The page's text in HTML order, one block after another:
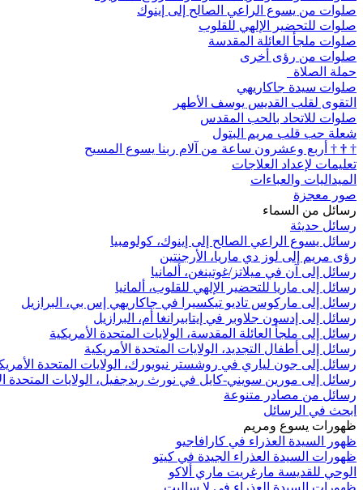
صلوات من يسوع الراعي الصالح إلى إينوك
صلوات للتحضير الإلهي للقلوب
صلوات ملجأ العائلة المقدسة
صلوات من رؤى أخرى
حملة الصلاة
صلوات سيدة جاكاريهي
التقوى لقلب القديس يوسف الأطهر
صلوات للاتحاد بالحب المقدس
شعلة حب قلب مريم البتول
†
†
† أربع وعشرون ساعة من آلام ربنا يسوع المسيح
تعليمات لإعداد العلاجات
الميداليات والعباءات
صور معجزة
رسائل من السماء
رسائل حديثة
رسائل يسوع الراعي الصالح إلى إينوك، كولومبيا
رؤى مريم إلى لوز دي ماريا، الأرجنتين
رسائل إلى آن في ميلاتز/غوتينغن، ألمانيا
رسائل إلى ماريا للتحضير الإلهي للقلوب، ألمانيا
رسائل إلى ماركوس تاديو تيكسيرا في جاكاريهي إس بي، البرازيل
رسائل إلى إدسون جلاوبر في إيتابيرانغا أم، البرازيل
رسائل إلى ملجأ العائلة المقدسة، الولايات المتحدة الأمريكية
رسائل إلى أطفال التجديد، الولايات المتحدة الأمريكية
رسائل إلى جون لياري في روشستر نيويورك، الولايات المتحدة
رسائل إلى مورين سويني-كايل في نورث ريدجفيل، الولايات المتحدة
رسائل من مصادر متنوعة
ابحث في الرسائل
ظهورات يسوع ومريم
ظهور السيدة العذراء في كارافاجيو
ظهورات السيدة العذراء الجيدة في كيتو
الوحي للقديسة مارغريت ماري ألاكو
ظهورات السيدة العذراء في لا ساليت